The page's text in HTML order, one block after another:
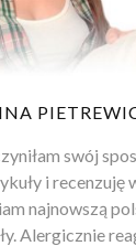
swój
i recenzuję
najnowszą
Alergicznie